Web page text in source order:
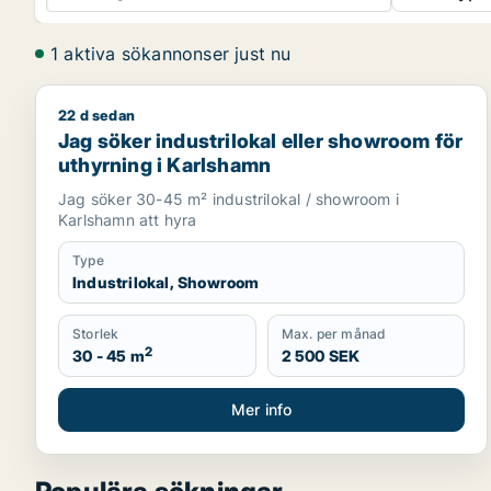
1 aktiva sökannonser just nu
Jag söker industrilokal eller showroom för
22 d sedan
Jag söker industrilokal eller showroom för
uthyrning i Karlshamn
Jag söker 30-45 m² industrilokal / showroom i
Karlshamn att hyra
Type
Industrilokal, Showroom
Storlek
30 - 45 m2
Max. per månad
2 500 SEK
Mer info